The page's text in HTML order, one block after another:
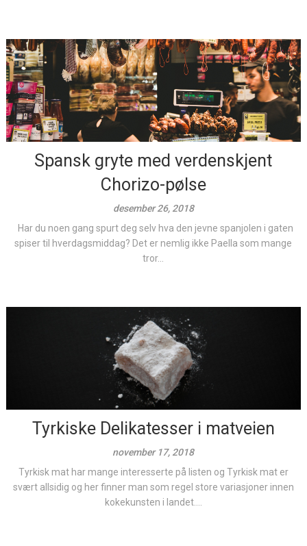
Spansk gryte med verdenskjent
Chorizo-pølse
desember 26, 2018
Har du noen gang spurt deg selv hva den jevne spanjolen i gaten
spiser til hverdagsmiddag? Det er nemlig ikke Paella som mange
tror...
Tyrkiske Delikatesser i matveien
november 17, 2018
Tyrkisk mat har mange interesserte på listen og Tyrkisk mat er
svært allsidig og her finner man som regel store variasjoner innen
kokekunsten i landet....